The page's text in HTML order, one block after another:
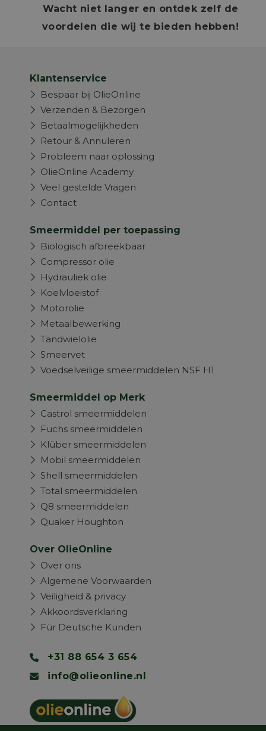
Wacht niet langer en ontdek zelf de
voordelen die wij te bieden hebben!
Klantenservice
Bespaar bij OlieOnline
Verzenden & Bezorgen
Betaalmogelijkheden
Retour & Annuleren
Probleem naar oplossing
OlieOnline Academy
Veel gestelde Vragen
Contact
Smeermiddel per toepassing
Biologisch afbreekbaar
Compressor olie
Hydrauliek olie
Koelvloeistof
Motorolie
Metaalbewerking
Tandwielolie
Smeervet
Voedselveilige smeermiddelen NSF H1
Smeermiddel op Merk
Castrol smeermiddelen
Fuchs smeermiddelen
Klüber smeermiddelen
Mobil smeermiddelen
Shell smeermiddelen
Total smeermiddelen
Q8 smeermiddelen
Quaker Houghton
Over OlieOnline
Over ons
Algemene Voorwaarden
Veiligheid & privacy
Akkoordsverklaring
Für Deutsche Kunden
+31 88 654 3 654
info@olieonline.nl